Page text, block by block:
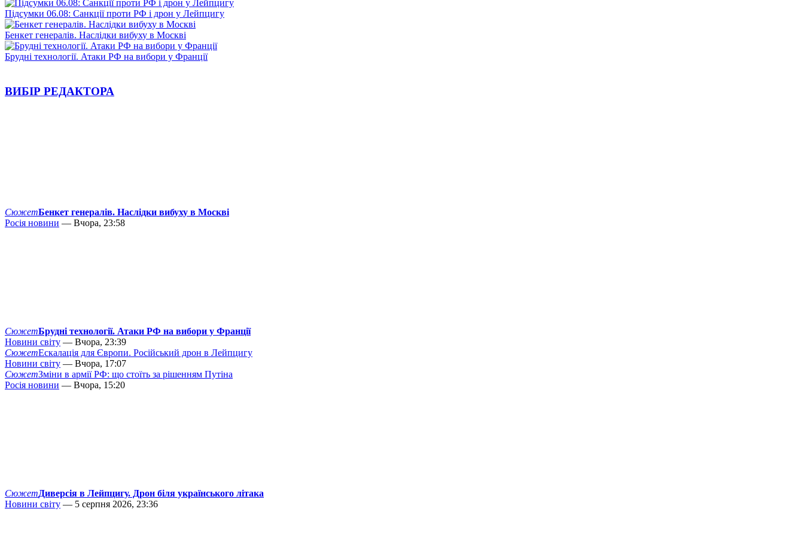
Підсумки 06.08: Санкції проти РФ і дрон у Лейпцигу
Бенкет генералів. Наслідки вибуху в Москві
Брудні технології. Атаки РФ на вибори у Франції
ВИБІР РЕДАКТОРА
СюжетБенкет генералів. Наслідки вибуху в Москві
Росія новини — Вчора, 23:58
СюжетБрудні технології. Атаки РФ на вибори у Франції
Новини світу — Вчора, 23:39
СюжетЕскалація для Європи. Російський дрон в Лейпцигу
Новини світу — Вчора, 17:07
СюжетЗміни в армії РФ: що стоїть за рішенням Путіна
Росія новини — Вчора, 15:20
СюжетДиверсія в Лейпцигу. Дрон біля українського літака
Новини світу — 5 серпня 2026, 23:36